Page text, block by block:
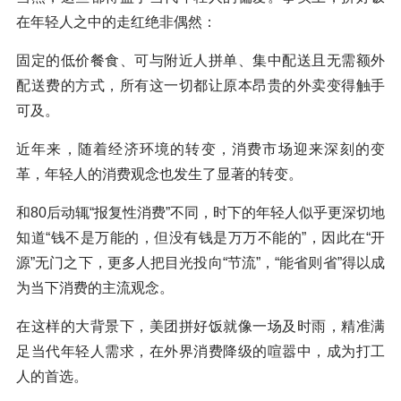
在年轻人之中的走红绝非偶然：
固定的低价餐食、可与附近人拼单、集中配送且无需额外
配送费的方式，所有这一切都让原本昂贵的外卖变得触手
可及。
近年来，随着经济环境的转变，消费市场迎来深刻的变
革，年轻人的消费观念也发生了显著的转变。
和80后动辄“报复性消费”不同，时下的年轻人似乎更深切地
知道“钱不是万能的，但没有钱是万万不能的”，因此在“开
源”无门之下，更多人把目光投向“节流”，“能省则省”得以成
为当下消费的主流观念。
在这样的大背景下，美团拼好饭就像一场及时雨，精准满
足当代年轻人需求，在外界消费降级的喧嚣中，成为打工
人的首选。